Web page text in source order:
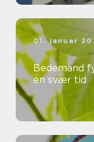
01. januar
Bedemand fyn sådan får du tryg
en svær tid